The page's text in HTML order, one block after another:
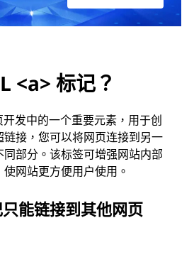
<a> 标记？
发中的一个重要元素，用于创
接，您可以将网页连接到另一
部分。该标签可增强网站内部
网站更方便用户使用。
能链接到其他网页